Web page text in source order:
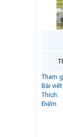
Tham
Bài viết
Thích
Điểm